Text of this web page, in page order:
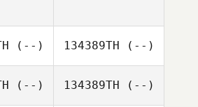
(--) 134389TH (--)
(--) 134389TH (--)